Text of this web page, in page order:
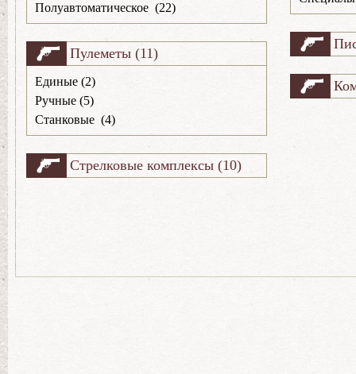
Полуавтоматическое (22)
Пулеметы (11)
Единые (2)
Ручные (5)
Станковые (4)
Стрелковые комплексы (10)